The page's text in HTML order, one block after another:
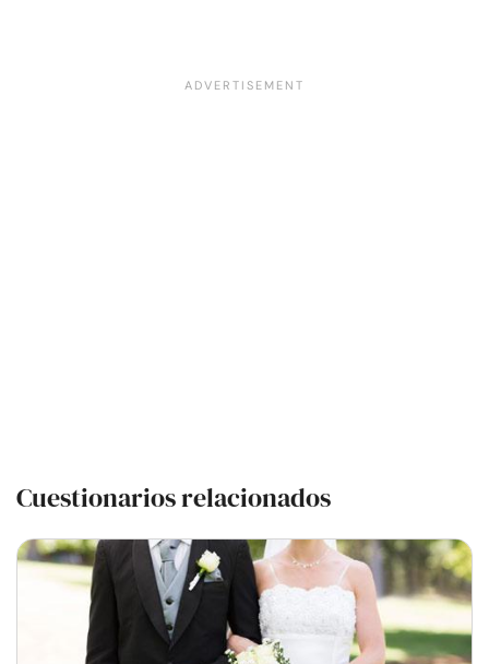
Cuestionarios relacionados